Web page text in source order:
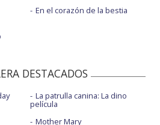
En el corazón de la bestia
DESTACADOS
La patrulla canina: La dino
película
Mother Mary